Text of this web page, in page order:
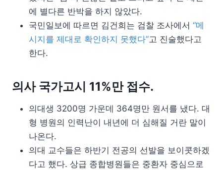
에 별다른 반박을 하지 않았다.
국민일보에 따르면 김건희는 검찰 조사에서 “메
시지를 제대로 확인하지 못했다”고 진술했다고
한다.
의사 국가고시 11%만 접수.
의대생 3200명 가운데 364명만 원서를 냈다. 대
형 병원의 인력난이 내년에 더 심해질 거란 말이
나온다.
의대 교수들은 하반기 전공의 선발을 보이콧하겠
다고 했다. 상급 종합병원들은 중환자 중심으로